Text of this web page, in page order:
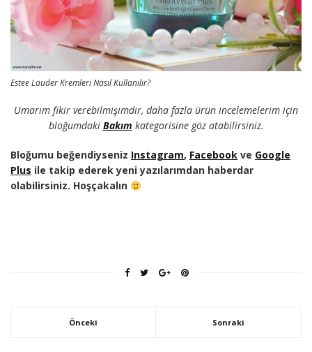
Estee Lauder Kremleri Nasıl Kullanılır?
Umarım fikir verebilmişimdir, daha fazla ürün incelemelerim için
bloğumdaki Bakım kategorisine göz atabilirsiniz.
Bloğumu beğendiyseniz Instagram, Facebook ve Google
Plus ile takip ederek yeni yazılarımdan haberdar
olabilirsiniz. Hoşçakalın
Önceki Sonraki